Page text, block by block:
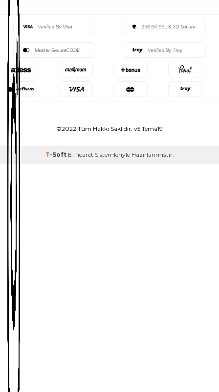
©2022 Tüm Hakkı Saklıdır. v5 Tema19
T-Soft E-Ticaret Sistemleriyle Hazırlanmıştır.